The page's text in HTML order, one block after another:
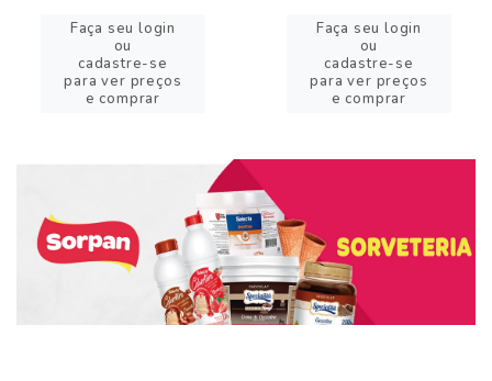
Faça seu login
ou
cadastre-se
para ver preços
e comprar
Faça seu login
ou
cadastre-se
para ver preços
e comprar